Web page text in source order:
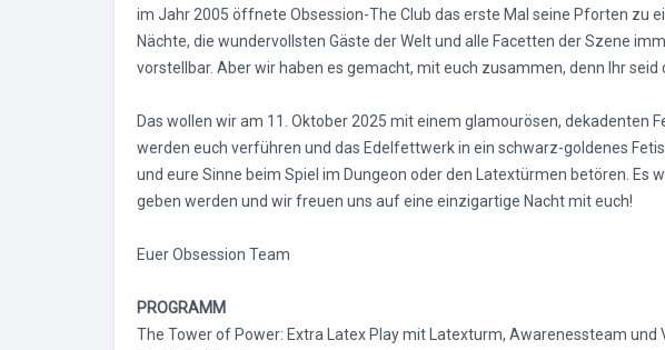
w
a
h
im Jahr 2005 öffnete Obsession-The Club das erste Mal seine Pforten zu
Nächte, die wundervollsten Gäste der Welt und alle Facetten der Szene
vorstellbar. Aber wir haben es gemacht, mit euch zusammen, denn Ihr seid
Das wollen wir am 11. Oktober 2025 mit einem glamourösen, dekadenten
werden euch verführen und das Edelfettwerk in ein schwarz-goldenes
und eure Sinne beim Spiel im Dungeon oder den Latextürmen betören.
geben werden und wir freuen uns auf eine einzigartige Nacht mit euch!
Euer Obsession Team
PROGRAMM
The Tower of Power: Extra Latex Play mit Latexturm, Awarenessteam